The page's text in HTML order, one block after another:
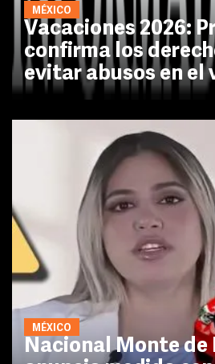
MÉXICO
Vacaciones 2026:
confirma los
evitar abusos en el
MÉXICO
Nacional Monte de